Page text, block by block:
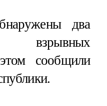
два
взрывных
сообщили